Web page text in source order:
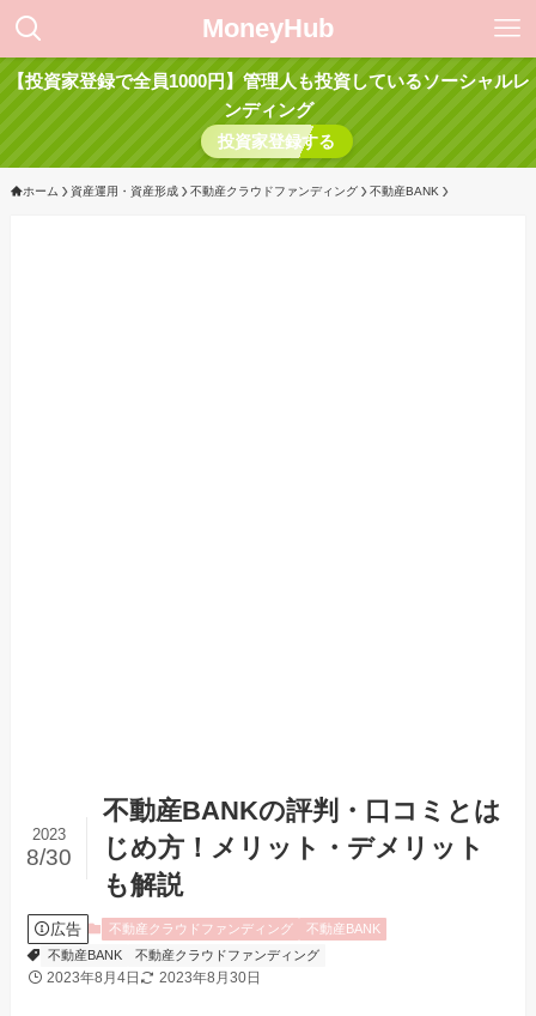
MoneyHub
【投資家登録で全員1000円】管理人も投資しているソーシャルレ
ンディング
投資家登録する
ホーム 資産運用・資産形成 不動産クラウドファンディング 不動産BANK
不動産BANKの評判・口コミとは
じめ方！メリット・デメリット
も解説
2023
8/30
広告 不動産クラウドファンディング
不動産BANK
不動産BANK
不動産クラウドファンディング
2023年8月4日 2023年8月30日